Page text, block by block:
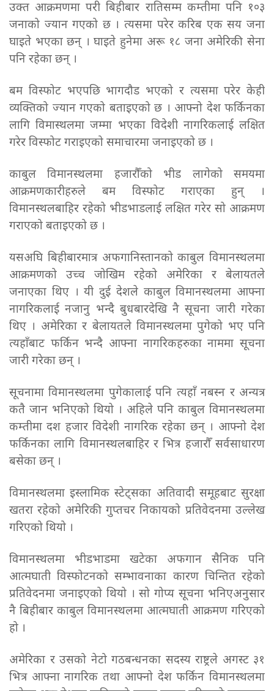
उक्त आक्रमणमा परी बिहीबार रातिसम्म कम्तीमा पनि १०३
जनाको ज्यान गएको छ । त्यसमा परेर करिब एक सय जना
घाइते भएका छन् । घाइते हुनेमा अरू १८ जना अमेरिकी सेना
पनि रहेका छन् ।
बम विस्फोट भएपछि भागदौड भएको र त्यसमा परेर केही
व्यक्तिको ज्यान गएको बताइएको छ । आफ्नो देश फर्किनका
लागि विमास्थलमा जम्मा भएका विदेशी नागरिकलाई लक्षित
गरेर विस्फोट गराइएको समाचारमा जनाइएको छ ।
काबुल विमानस्थलमा हजारौँको भीड लागेको समयमा
आक्रमणकारीहरुले बम विस्फोट गराएका हुन् ।
विमानस्थलबाहिर रहेको भीडभाडलाई लक्षित गरेर सो आक्रमण
गराएको बताइएको छ ।
यसअघि बिहीबारमात्र अफगानिस्तानको काबुल विमानस्थलमा
आक्रमणको उच्च जोखिम रहेको अमेरिका र बेलायतले
जनाएका थिए । यी दुई देशले काबुल विमानस्थलमा आफ्ना
नागरिकलाई नजानु भन्दै बुधबारदेखि नै सूचना जारी गरेका
थिए । अमेरिका र बेलायतले विमानस्थलमा पुगेको भए पनि
त्यहाँबाट फर्किन भन्दै आफ्ना नागरिकहरुका नाममा सूचना
जारी गरेका छन् ।
सूचनामा विमानस्थलमा पुगेकालाई पनि त्यहाँ नबस्न र अन्यत्र
कतै जान भनिएको थियो । अहिले पनि काबुल विमानस्थलमा
कम्तीमा दश हजार विदेशी नागरिक रहेका छन् । आफ्नो देश
फर्किनका लागि विमानस्थलबाहिर र भित्र हजारौँ सर्वसाधारण
बसेका छन् ।
विमानस्थलमा इस्लामिक स्टेट्सका अतिवादी समूहबाट सुरक्षा
खतरा रहेको अमेरिकी गुप्तचर निकायको प्रतिवेदनमा उल्लेख
गरिएको थियो ।
विमानस्थलमा भीडभाडमा खटेका अफगान सैनिक पनि
आत्मघाती विस्फोटनको सम्भावनाका कारण चिन्तित रहेको
प्रतिवेदनमा जनाइएको थियो । सो गोप्य सूचना भनिएअनुसार
नै बिहीबार काबुल विमानस्थलमा आत्मघाती आक्रमण गरिएको
हो ।
अमेरिका र उसको नेटो गठबन्धनका सदस्य राष्ट्रले अगस्ट ३१
भित्र आफ्ना नागरिक तथा आफ्नो देश फर्किन विमानस्थलमा